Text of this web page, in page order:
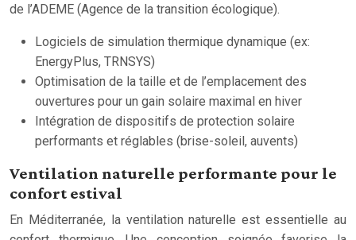
de l’ADEME (Agence de la transition écologique).
Logiciels de simulation thermique dynamique (ex:
EnergyPlus, TRNSYS)
Optimisation de la taille et de l’emplacement des
ouvertures pour un gain solaire maximal en hiver
Intégration de dispositifs de protection solaire
performants et réglables (brise-soleil, auvents)
Ventilation naturelle performante pour le
confort estival
En Méditerranée, la ventilation naturelle est essentielle au